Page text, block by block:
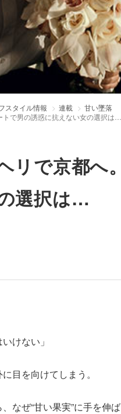
スタイル情報 連載
甘い墜落
で男の誘惑に抗えない女の選択は…
リで京都へ
選択は…
けない」
目を向けてしまう。
なぜ“甘い果実”に手を伸ば